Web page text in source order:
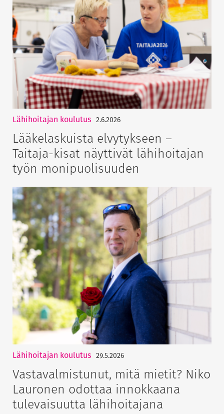
Lähihoitajan koulutus 2.6.2026
Lääkelaskuista elvytykseen –
Taitaja-kisat näyttivät lähihoitajan
työn monipuolisuuden
Lähihoitajan koulutus 29.5.2026
Vastavalmistunut, mitä mietit? Niko
Lauronen odottaa innokkaana
tulevaisuutta lähihoitajana